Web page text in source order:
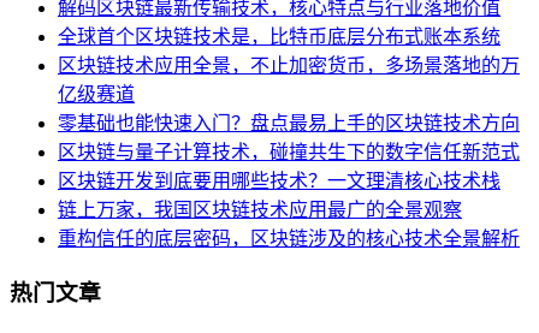
解码区块链最新传输技术，核心特点与行业落地价值
全球首个区块链技术是，比特币底层分布式账本系统
区块链技术应用全景，不止加密货币，多场景落地的万
亿级赛道
零基础也能快速入门？盘点最易上手的区块链技术方向
区块链与量子计算技术，碰撞共生下的数字信任新范式
区块链开发到底要用哪些技术？一文理清核心技术栈
链上万家，我国区块链技术应用最广的全景观察
重构信任的底层密码，区块链涉及的核心技术全景解析
热门文章